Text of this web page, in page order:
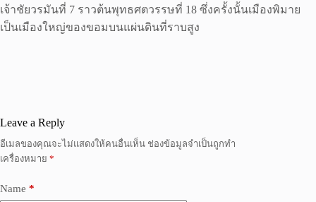
เจ้าชัยวรมันที่ 7 ราวต้นพุทธศตวรรษที่ 18 ซึ่งครั้งนั้นเมืองพิมาย
เป็นเมืองใหญ่ของขอมบนแผ่นดินที่ราบสูง
Leave a Reply
อีเมลของคุณจะไม่แสดงให้คนอื่นเห็น ช่องข้อมูลจำเป็นถูกทำ
เครื่องหมาย *
Name *